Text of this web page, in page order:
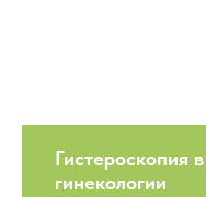
Гистероскопия
гинекологии